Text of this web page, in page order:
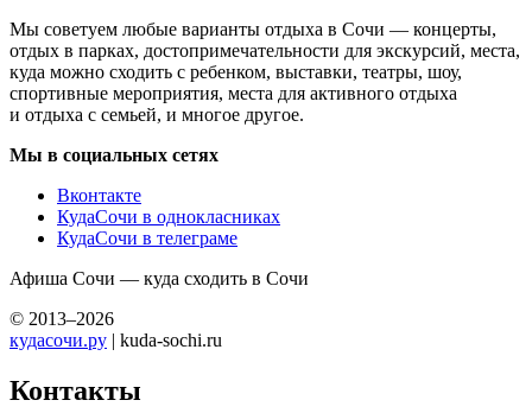
Мы советуем любые варианты отдыха в Сочи — концерты,
отдых в парках, достопримечательности для экскурсий, места,
куда можно сходить с ребенком, выставки, театры, шоу,
спортивные мероприятия, места для активного отдыха
и отдыха с семьей, и многое другое.
Мы в социальных сетях
Вконтакте
КудаСочи в однокласниках
КудаСочи в телеграме
Афиша Сочи — куда сходить в Сочи
© 2013–2026
кудасочи.ру | kuda-sochi.ru
Контакты